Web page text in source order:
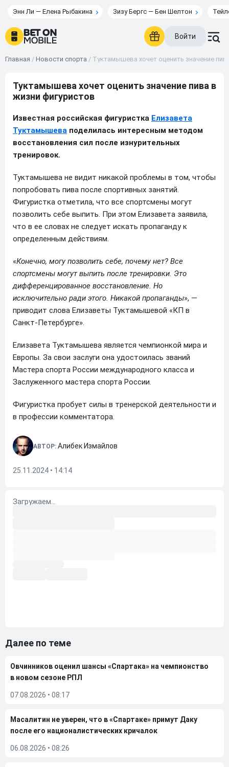
Энн Ли — Елена Рыбакина Зизу Бергс — Бен Шелтон
Войти
Главная / Новости спорта / Туктамышева хочет оценить значение
Туктамышева хочет оценить значение пива в
жизни фигуристов
Известная российская фигуристка Елизавета
Туктамышева поделилась интересным методом
восстановления сил после изнурительных
тренировок.
Туктамышева не видит никакой проблемы в том, чтобы
попробовать пива после спортивных занятий.
Фигуристка отметила, что все спортсмены могут
позволить себе выпить. При этом Елизавета заявила,
что в ее словах не следует искать пропаганду к
определенным действиям.
«Конечно, могу позволить себе, почему нет? Все
спортсмены могут выпить после тренировки. Это
дифференцированное восстановление. Но
исключительно ради этого. Никакой пропаганды», —
приводит слова Елизаветы Туктамышевой «КП в
Санкт-Петербурге».
Елизавета Туктамышева является чемпионкой мира и
Европы. За свои заслуги она удостоилась званий
Мастера спорта России международного класса и
Заслуженного мастера спорта России.
Фигуристка пробует силы в тренерской деятельности и
в профессии комментатора.
АВТОР: Алибек Измайлов
25.11.2024 • 14:14
Далее по теме
Овчинников оценил шансы «Спартака» на чемпионство
в новом сезоне РПЛ
07.08.2026 • 08:17
Масалитин не уверен, что в «Спартаке» примут Даку
после его националистических кричалок
06.08.2026 • 08:26